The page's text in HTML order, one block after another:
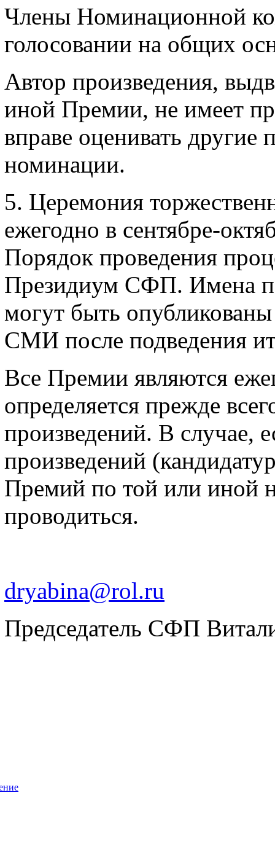
Члены Номинационной
голосовании на общих
Автор произведения,
иной Премии, не имеет
вправе оценивать другие
номинации.
5. Церемония
ежегодно в сентябре-
Порядок проведения
Президиум СФП. Имена
могут быть
СМИ после подведения
Все Премии являются
определяется прежде
произведений. В случае,
произведений
Премий по той или иной
проводиться.
dryabina@rol.ru
Председатель СФП